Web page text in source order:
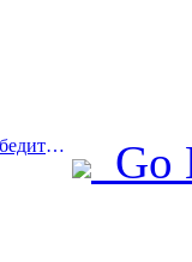
Prev:Объявлены окончательные победители шести главных премий: более ста отелей и компаний получили ежегодные награды!
Go